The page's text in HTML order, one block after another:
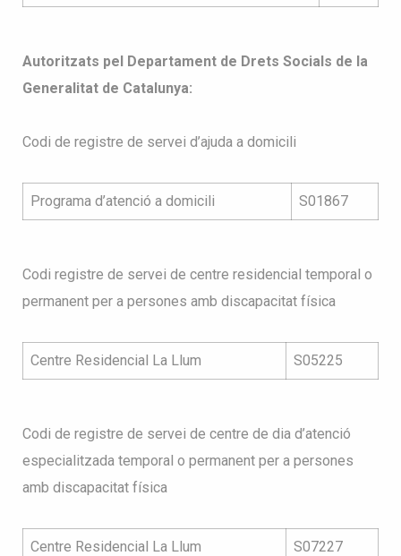
Autoritzats pel Departament de Drets Socials de la
Generalitat de Catalunya:
Codi de registre de servei d’ajuda a domicili
Programa d’atenció a domicili S01867
Codi registre de servei de centre residencial temporal o
permanent per a persones amb discapacitat física
Centre Residencial La Llum S05225
Codi de registre de servei de centre de dia d’atenció
especialitzada temporal o permanent per a persones
amb discapacitat física
Centre Residencial La Llum S07227